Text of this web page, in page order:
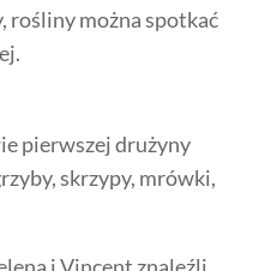
rośliny można spotkać
pierwszej drużyny
skrzypy, mrówki,